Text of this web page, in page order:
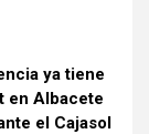
ya tiene
en Albacete
el Cajasol